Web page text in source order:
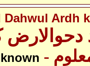
Dahwul Ardh
معلوم